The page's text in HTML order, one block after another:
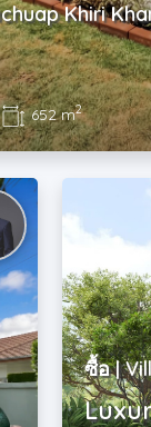
Khiri
652 m2
ซื้อ |